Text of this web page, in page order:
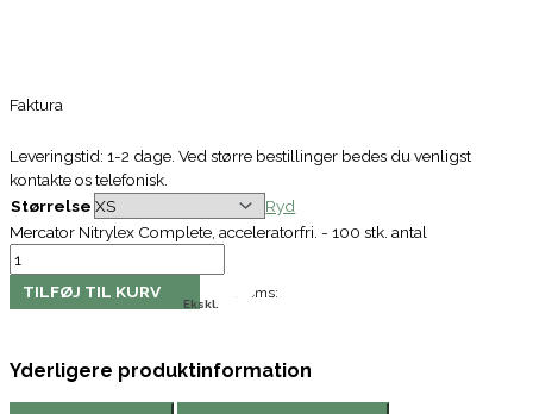
Faktura
Leveringstid: 1-2 dage. Ved større bestillinger bedes du venligst
kontakte os telefonisk.
Størrelse
Ryd
Mercator Nitrylex Complete, acceleratorfri. - 100 stk. antal
TILFØJ TIL KURV Moms:
Ekskl.
Yderligere produktinformation